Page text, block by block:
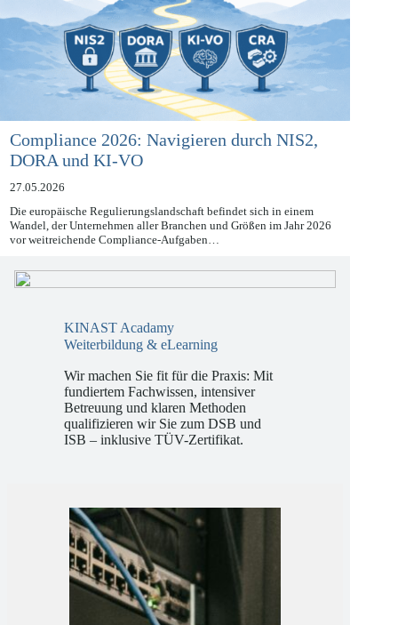
Compliance 2026: Navigieren durch NIS2,
DORA und KI-VO
27.05.2026
Die europäische Regulierungslandschaft befindet sich in einem
Wandel, der Unternehmen aller Branchen und Größen im Jahr 2026
KINAST Acadamy
Wir machen Sie fit für die Praxis: Mit
fundiertem Fachwissen, intensiver
Betreuung und klaren Methoden
qualifizieren wir Sie zum DSB und